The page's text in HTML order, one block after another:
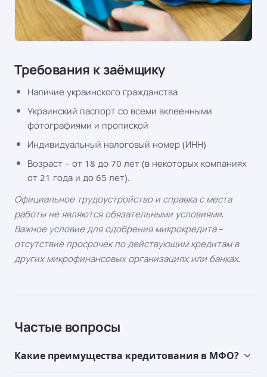
Требования к заёмщику
Наличие украинского гражданства
Украинский паспорт со всеми вклеенными
фотографиями и пропиской
Индивидуальный налоговый номер (ИНН)
Возраст – от 18 до 70 лет (в некоторых компаниях
от 21 года и до 65 лет).
Официальное трудоустройство и справка с места
работы не являются обязательными условиями.
Важное условие для одобрения микрокредита –
отсутствие просрочек по действующим кредитам в
других микрофинансовых организациях или банках.
Частые вопросы
Какие преимущества кредитования в МФО?